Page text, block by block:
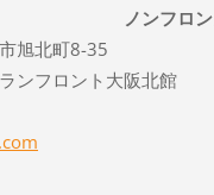
ロンガス
旭北町8-35
ンフロント大阪北館
com